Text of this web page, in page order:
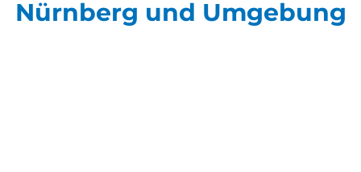
Nürnberg und Umgebung